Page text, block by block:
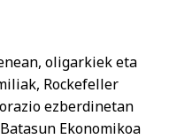
oligarkiek eta
Rockefeller
ezberdinetan
Ekonomikoa